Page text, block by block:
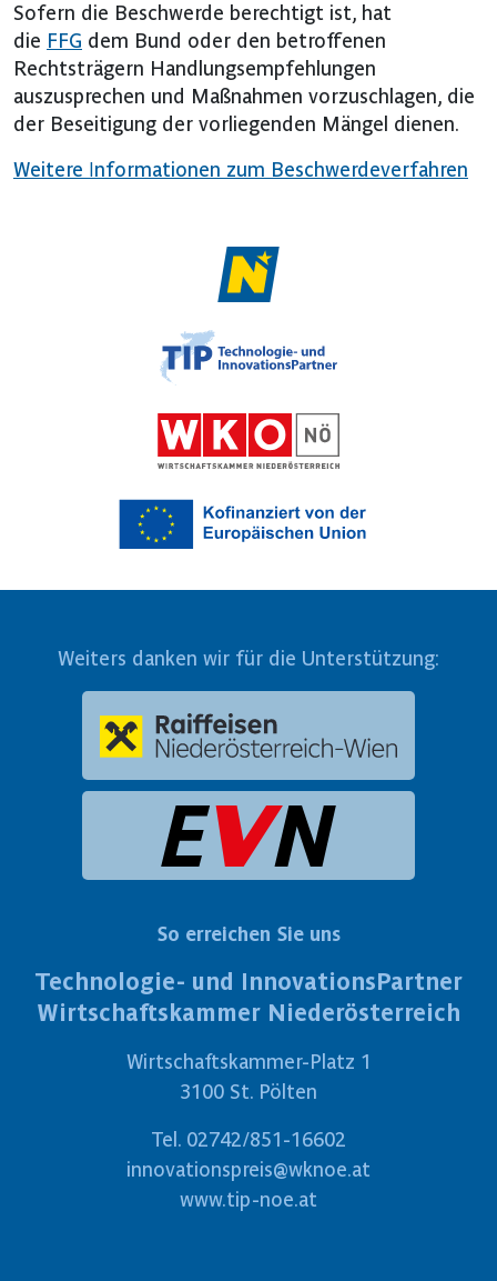
Sofern die Beschwerde berechtigt ist, hat
die FFG dem Bund oder den betroffenen
Rechtsträgern Handlungsempfehlungen
auszusprechen und Maßnahmen vorzuschlagen, die
der Beseitigung der vorliegenden Mängel dienen.
Weitere Informationen zum Beschwerdeverfahren
Weiters danken wir für die Unterstützung:
So erreichen Sie uns
Technologie- und InnovationsPartner
Wirtschaftskammer Niederösterreich
Wirtschaftskammer-Platz 1
3100 St. Pölten
Tel. 02742/851-16602
innovationspreis@wknoe.at
www.tip-noe.at